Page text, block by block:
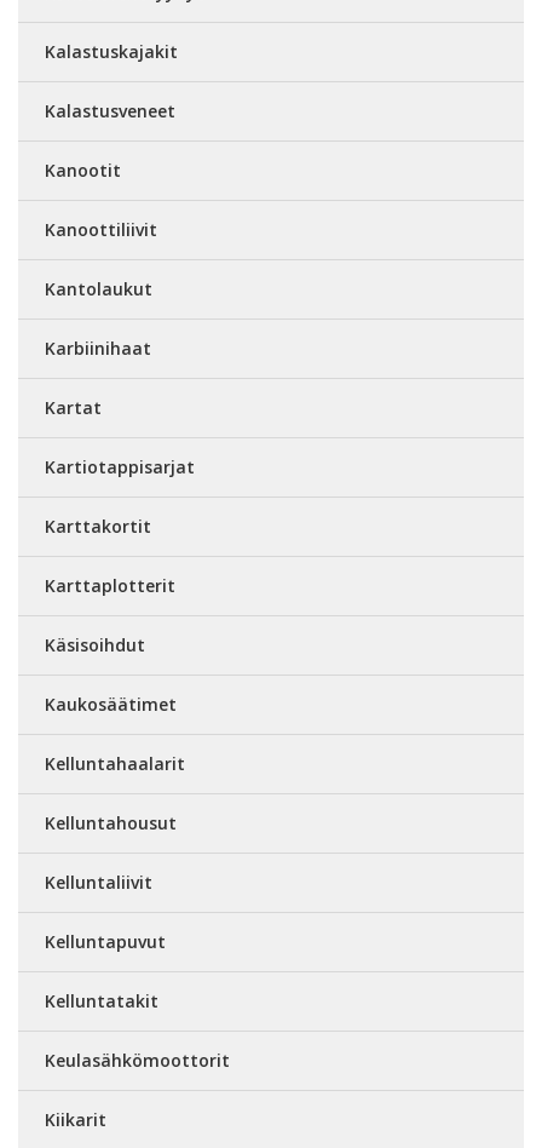
Kalastuskajakit
Kalastusveneet
Kanootit
Kanoottiliivit
Kantolaukut
Karbiinihaat
Kartat
Kartiotappisarjat
Karttakortit
Karttaplotterit
Käsisoihdut
Kaukosäätimet
Kelluntahaalarit
Kelluntahousut
Kelluntaliivit
Kelluntapuvut
Kelluntatakit
Keulasähkömoottorit
Kiikarit